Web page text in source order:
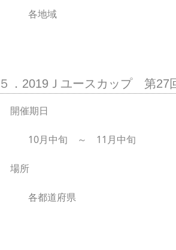
各地域
５．2019Ｊユースカップ 第27
開催期日
10月中旬 ～ 11月中旬
場所
各都道府県